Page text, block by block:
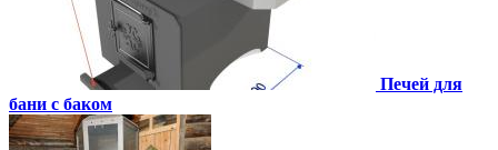
Печей для
бани с баком